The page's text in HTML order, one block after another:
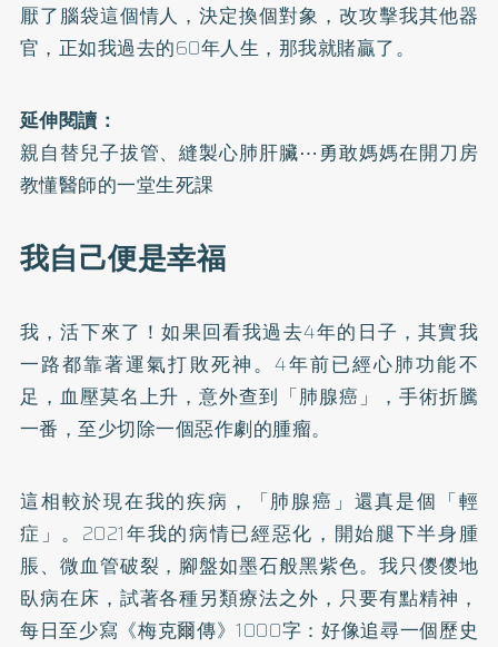
厭了腦袋這個情人，決定換個對象，改攻擊我其他器
官，正如我過去的60年人生，那我就賭贏了。
延伸閱讀：
親自替兒子拔管、縫製心肺肝臟⋯勇敢媽媽在開刀房
教懂醫師的一堂生死課
我自己便是幸福
我，活下來了！如果回看我過去4年的日子，其實我
一路都靠著運氣打敗死神。4年前已經心肺功能不
足，血壓莫名上升，意外查到「肺腺癌」，手術折騰
一番，至少切除一個惡作劇的腫瘤。
這相較於現在我的疾病，「肺腺癌」還真是個「輕
症」。2021年我的病情已經惡化，開始腿下半身腫
脹、微血管破裂，腳盤如墨石般黑紫色。我只儍儍地
臥病在床，試著各種另類療法之外，只要有點精神，
每日至少寫《梅克爾傳》1000字：好像追尋一個歷史